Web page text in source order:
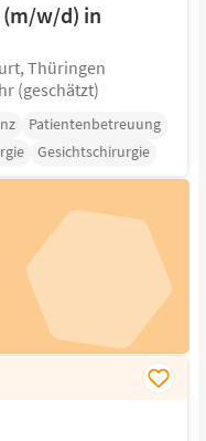
(m/w/d) in
Thüringen
(geschätzt)
Patientenbetreuung
Gesichtschirurgie